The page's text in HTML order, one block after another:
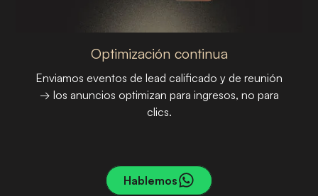
Optimización continua
Enviamos eventos de lead calificado y de reunión
→ los anuncios optimizan para ingresos, no para
clics.
Hablemos